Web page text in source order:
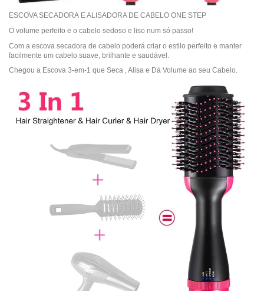
ESCOVA SECADORA E ALISADORA DE CABELO ONE STEP
O volume perfeito e o cabelo sedoso e liso num só passo!
Com a escova secadora de cabelo poderá criar o estilo perfeito e manter
facilmente um cabelo suave, brilhante e saudável.
Chegou a Escova 3-em-1 que Seca , Alisa e Dá Volume ao seu Cabelo.